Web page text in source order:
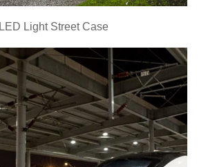
LED Light Street Case